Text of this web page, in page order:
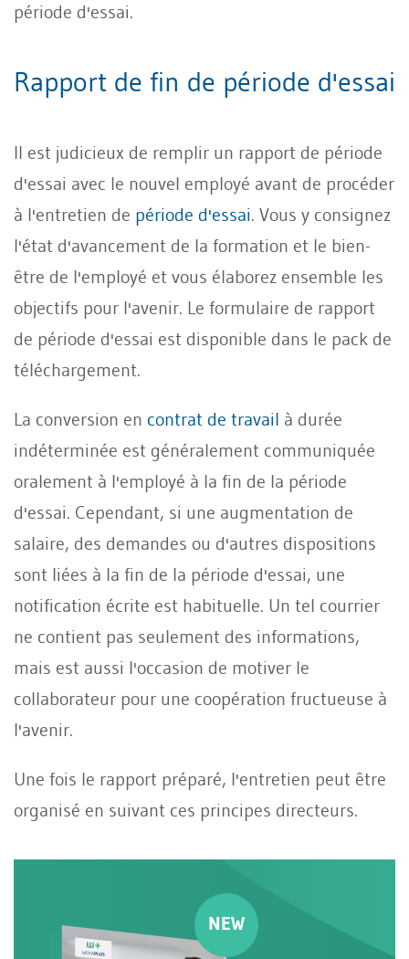
période d'essai.
Rapport de fin de période d'essai
Il est judicieux de remplir un rapport de période
d'essai avec le nouvel employé avant de procéder
à l'entretien de période d'essai. Vous y consignez
l'état d'avancement de la formation et le bien-
être de l'employé et vous élaborez ensemble les
objectifs pour l'avenir. Le formulaire de rapport
de période d'essai est disponible dans le pack de
téléchargement.
La conversion en contrat de travail à durée
indéterminée est généralement communiquée
oralement à l'employé à la fin de la période
d'essai. Cependant, si une augmentation de
salaire, des demandes ou d'autres dispositions
sont liées à la fin de la période d'essai, une
notification écrite est habituelle. Un tel courrier
ne contient pas seulement des informations,
mais est aussi l'occasion de motiver le
collaborateur pour une coopération fructueuse à
l'avenir.
Une fois le rapport préparé, l'entretien peut être
organisé en suivant ces principes directeurs.